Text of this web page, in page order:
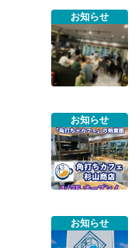
お知らせ
お知らせ
お知らせ